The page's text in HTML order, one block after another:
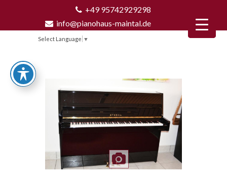
+49 95742929298
info@pianohaus-maintal.de
Select Language ▼